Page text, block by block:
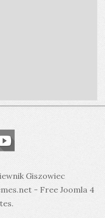
Giszowiec
- Free Joomla 4
.